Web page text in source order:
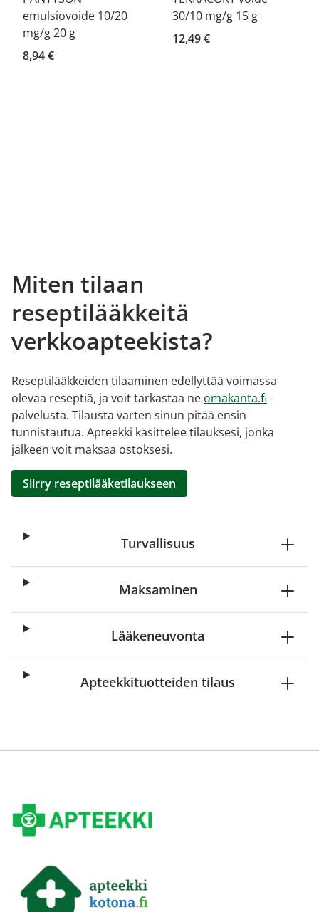
emulsiovoide 10/20
mg/g 20 g
8,94 €
30/10 mg/g 15 g
12,49 €
Miten tilaan
reseptilääkkeitä
verkkoapteekista?
Reseptilääkkeiden tilaaminen edellyttää voimassa
olevaa reseptiä, ja voit tarkastaa ne omakanta.fi -
palvelusta. Tilausta varten sinun pitää ensin
tunnistautua. Apteekki käsittelee tilauksesi, jonka
jälkeen voit maksaa ostoksesi.
Siirry reseptilääketilaukseen
Turvallisuus
Maksaminen
Lääkeneuvonta
Apteekkituotteiden tilaus